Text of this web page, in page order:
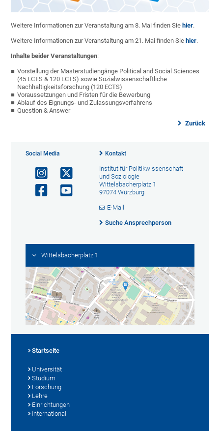
Weitere Informationen zur Veranstaltung am 8. Mai finden Sie hier.
Weitere Informationen zur Veranstaltung am 21. Mai finden Sie hier.
Inhalte beider Veranstaltungen:
Vorstellung der Masterstudiengänge Political and Social Sciences
(45 ECTS & 120 ECTS) sowie Sozialwissenschaftliche
Nachhaltigkeitsforschung (120 ECTS)
Voraussetzungen und Fristen für die Bewerbung
Ablauf des Eignungs- und Zulassungsverfahrens
Question & Answer
Zurück
Social Media Kontakt
Institut für Politikwissenschaft
und Soziologie
Wittelsbacherplatz 1
97074 Würzburg
E-Mail
Suche Ansprechperson
Wittelsbacherplatz 1
Startseite
Universität
Studium
Forschung
Lehre
Einrichtungen
International